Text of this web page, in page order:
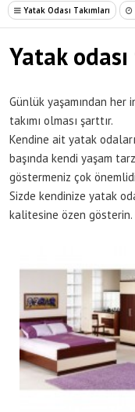
Yatak Odası Takımları
Yatak odası
Günlük yaşamından her
takımı olması şarttır.
Kendine ait yatak
başında kendi yaşam
göstermeniz çok
Sizde kendinize yatak
kalitesine özen gösterin.